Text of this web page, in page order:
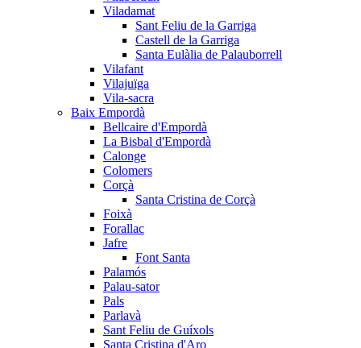
Viladamat
Sant Feliu de la Garriga
Castell de la Garriga
Santa Eulàlia de Palauborrell
Vilafant
Vilajuïga
Vila-sacra
Baix Empordà
Bellcaire d'Empordà
La Bisbal d'Empordà
Calonge
Colomers
Corçà
Santa Cristina de Corçà
Foixà
Forallac
Jafre
Font Santa
Palamós
Palau-sator
Pals
Parlavà
Sant Feliu de Guíxols
Santa Cristina d'Aro